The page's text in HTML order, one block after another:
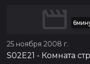
25 ноября 2008 г.
S02E21 - Комната